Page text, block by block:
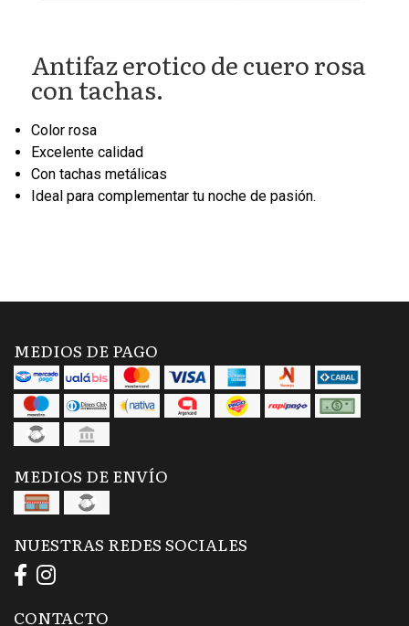
Antifaz erotico de cuero rosa
con tachas.
Color rosa
Excelente calidad
Con tachas metálicas
Ideal para complementar tu noche de pasión.
MEDIOS DE PAGO
MEDIOS DE ENVÍO
NUESTRAS REDES SOCIALES
CONTACTO